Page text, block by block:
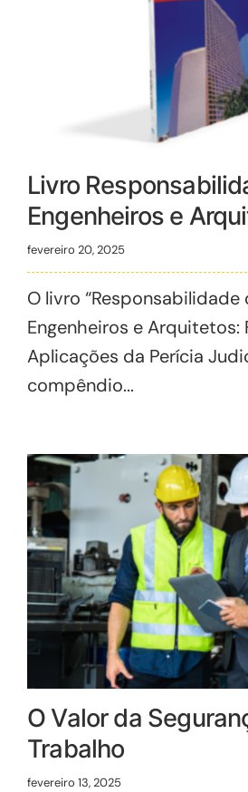
Livro
Engenheiros e
fevereiro 20, 2025
O livro “Responsabilidade
Engenheiros e Arquitetos:
Aplicações da Perícia
compêndio...
O Valor da
Trabalho
fevereiro 13, 2025